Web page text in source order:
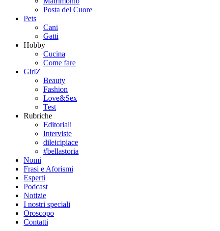
Posta del Cuore
Pets
Cani
Gatti
Hobby
Cucina
Come fare
GirlZ
Beauty
Fashion
Love&Sex
Test
Rubriche
Editoriali
Interviste
dileicipiace
#bellastoria
Nomi
Frasi e Aforismi
Esperti
Podcast
Notizie
I nostri speciali
Oroscopo
Contatti